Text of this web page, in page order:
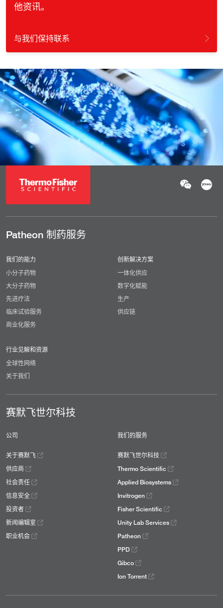
他资讯。
与我们保持联系
Patheon 制药服务
我们的能力
小分子药物
大分子药物
先进疗法
临床试验服务
商业化服务
创新解决方案
一体化供应
数字化赋能
生产
供应链
行业见解和资源
全球性网络
关于我们
赛默飞世尔科技
公司
关于赛默飞
供应商
社会责任
信息安全
投资者
新闻编辑室
职业机会
我们的服务
赛默飞世尔科技
Thermo Scientific
Applied Biosystems
Invitrogen
Fisher Scientific
Unity Lab Services
Patheon
PPD
Gibco
Ion Torrent